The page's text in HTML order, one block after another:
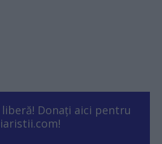
Donați aici pentru